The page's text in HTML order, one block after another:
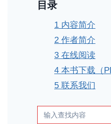
目录
1 内容简介
2 作者简介
3 在线阅读
4 本书下载（
5 联系我们
Search
for: